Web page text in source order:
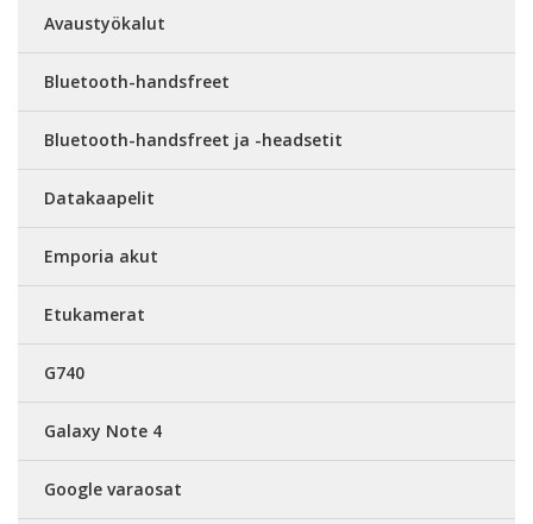
Avaustyökalut
Bluetooth-handsfreet
Bluetooth-handsfreet ja -headsetit
Datakaapelit
Emporia akut
Etukamerat
G740
Galaxy Note 4
Google varaosat